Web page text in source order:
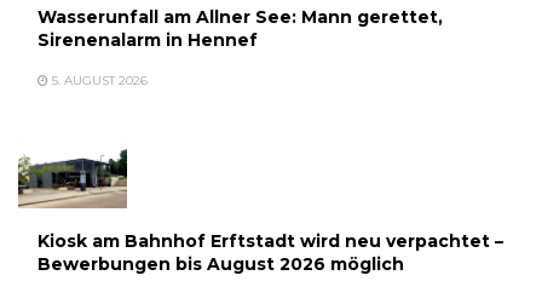
Wasserunfall am Allner See: Mann gerettet,
Sirenenalarm in Hennef
5. AUGUST 2026
Kiosk am Bahnhof Erftstadt wird neu verpachtet –
Bewerbungen bis August 2026 möglich